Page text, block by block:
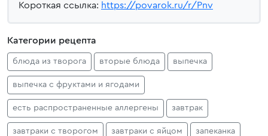
Короткая ссылка: https://povarok.ru/r/Pnv
Категории рецепта
блюда из творога вторые блюда выпечка
выпечка с фруктами и ягодами
есть распространенные аллергены завтрак
завтраки с творогом завтраки с яйцом запеканка